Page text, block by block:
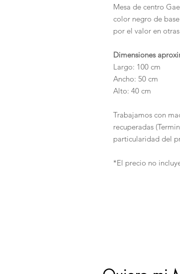
Mesa de centro
color negro de
por el valor en
Dimensiones
Largo: 100 cm
Ancho: 50 cm
Alto: 40 cm
Trabajamos con
recuperadas
particularidad del
*El precio no